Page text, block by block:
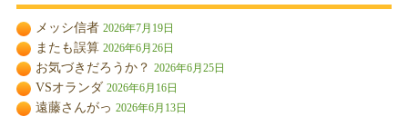
メッシ信者 2026年7月19日
またも誤算 2026年6月26日
お気づきだろうか？ 2026年6月25日
VSオランダ 2026年6月16日
遠藤さんがっ 2026年6月13日